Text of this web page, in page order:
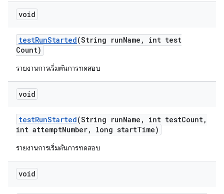
void
testRunStarted(String runName ,
int test
Count)
รายงานการเริ่มต้นการทดสอบ
void
testRunStarted(String runName , int testCount,
int attemptNumber, long startTime)
รายงานการเริ่มต้นการทดสอบ
void